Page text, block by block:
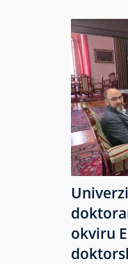
okviru